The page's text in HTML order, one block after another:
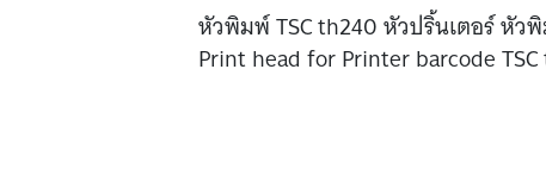
หัวพิมพ์ TSC th240 หัวปริ้นเตอร์ หั
Print head for Printer barcode